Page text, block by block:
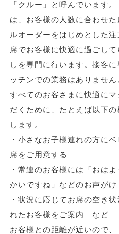
「クルー」と呼んでいます
は、お客様の人数に合わせ
ルオーダーをはじめとした
席でお客様に快適に過ごし
しを専門に行います。接客
ッチンでの業務はありません
すべてのお客さまに快適に
だくために、たとえば以下
します。
・小さなお子様連れの方に
席をご用意する
・常連のお客様には「おは
かいですね」などのお声がけ
・状況に応じてお席の空き
れたお客様をご案内 など
お客様との距離が近いので